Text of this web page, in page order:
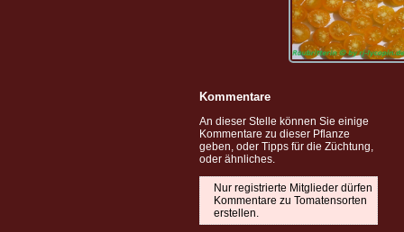
Kommentare
An dieser Stelle können Sie einige
Kommentare zu dieser Pflanze
geben, oder Tipps für die Züchtung,
oder ähnliches.
Nur registrierte Mitglieder dürfen
Kommentare zu Tomatensorten
erstellen.